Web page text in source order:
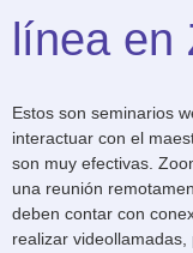
línea en
Estos son seminarios
interactuar con el
son muy efectivas.
una reunión
deben contar con
realizar